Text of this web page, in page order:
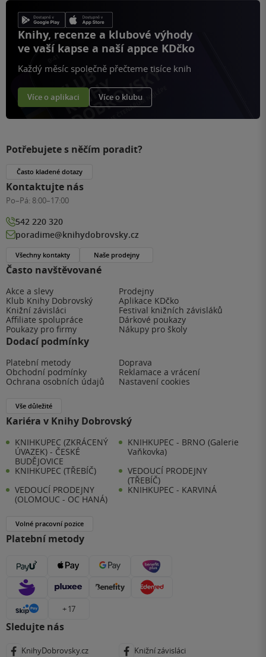
Knihy, recenze a klubové výhody
ve vaší kapse a naší appce KDčko
Každý měsíc společně přečteme tisíce knih
Více o aplikaci Více o klubu
Často navštěvované
Akce a slevy
Prodejny
Klub Knihy Dobrovský
Aplikace KDčko
Knižní závisláci
Festival knižních závisláků
Affiliate spolupráce
Dárkové poukazy
Poukazy pro firmy
Nákupy pro školy
Dodací podmínky
Platební metody
Doprava
Obchodní podmínky
Reklamace a vrácení
Ochrana osobních údajů
Nastavení cookies
Vše důležité
Kariéra v Knihy Dobrovský
KNIHKUPEC (ZKRÁCENÝ
ÚVAZEK) - ČESKÉ
BUDĚJOVICE
KNIHKUPEC - BRNO (Galerie
Vaňkovka)
KNIHKUPEC (TŘEBÍČ)
VEDOUCÍ PRODEJNY
(TŘEBÍČ)
VEDOUCÍ PRODEJNY
(OLOMOUC - OC HANÁ)
KNIHKUPEC - KARVINÁ
Volné pracovní pozice
Platební metody
+ 17
Sledujte nás
KnihyDobrovsky.cz Knižní závisláci
Potřebujete s něčím poradit?
Často kladené dotazy
Kontaktujte nás
Po–Pá: 8:00–17:00
542 220 320
poradime@knihydobrovsky.cz
Všechny kontakty Naše prodejny